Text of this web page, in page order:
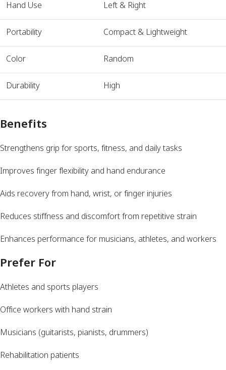
Hand Use Left & Right
Portability Compact & Lightweight
Color Random
Durability High
Benefits
Strengthens grip for sports, fitness, and daily tasks
Improves finger flexibility and hand endurance
Aids recovery from hand, wrist, or finger injuries
Reduces stiffness and discomfort from repetitive strain
Enhances performance for musicians, athletes, and workers
Prefer For
Athletes and sports players
Office workers with hand strain
Musicians (guitarists, pianists, drummers)
Rehabilitation patients